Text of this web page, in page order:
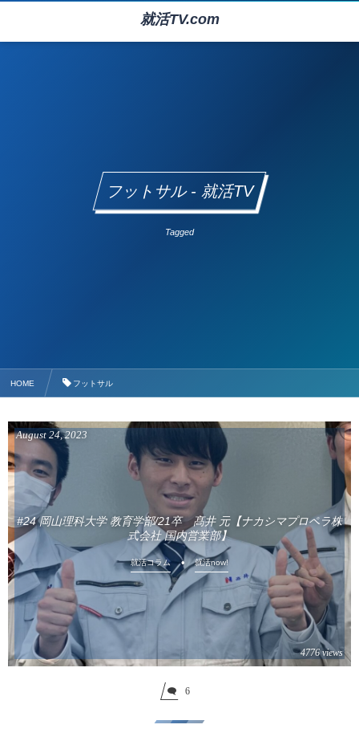
就活TV.com
フットサル - 就活TV
Tagged
HOME フットサル
#24 岡山理科大学 教育学部/21卒 髙井 元【ナカシマプロペラ株
式会社 国内営業部】
August 24,2023
就活コラム 就活now!
4776 views
6